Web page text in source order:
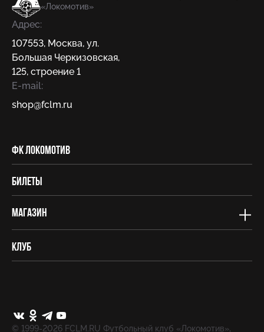
«Локомотив»
Адрес:
107553, Москва, ул.
Большая Черкизовская,
125, строение 1
E-mail:
shop@fсlm.ru
ФК Локомотив
Билеты
Магазин
Клуб
© 1999-2026 FCLM.RU Футбольный клуб «Локомотив»,